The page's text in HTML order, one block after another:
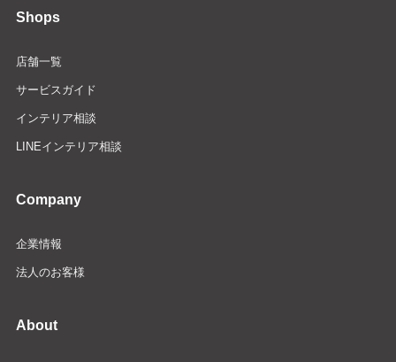
Shops
店舗一覧
サービスガイド
インテリア相談
LINEインテリア相談
Company
企業情報
法人のお客様
About